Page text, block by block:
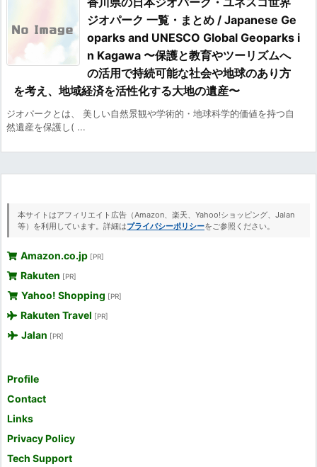
ジオパーク 一覧・まとめ / Japanese Ge
oparks and UNESCO Global Geoparks i
n Kagawa 〜保護と教育やツーリズムへ
の活用で持続可能な社会や地球のあり方
を考え、地域経済を活性化する大地の遺産〜
ジオパークとは、 美しい自然景観や学術的・地球科学的価値を持つ自
然遺産を保護し( ...
本サイトはアフィリエイト広告（Amazon、楽天、Yahoo!ショッピング、Jalan
等）を利用しています。詳細はプライバシーポリシーをご参照ください。
Amazon.co.jp [PR]
Rakuten [PR]
Yahoo! Shopping [PR]
Rakuten Travel [PR]
Jalan [PR]
Profile
Contact
Links
Privacy Policy
Tech Support